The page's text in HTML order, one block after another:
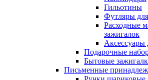
Гильотины
Футляры
Расходные
зажигалок
Аксессуары
Подарочные
Бытовые
Письменные